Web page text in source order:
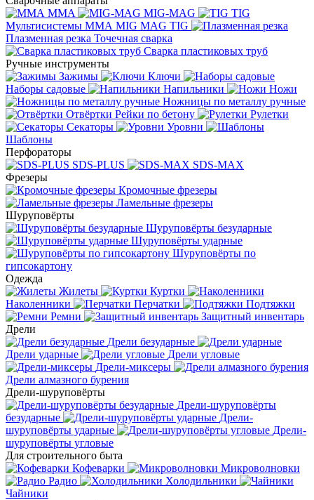
MMA
MIG-MAG
TIG
Мультисистемы ММА MIG MAG TIG
Плазменная резка Точечная сварка
Cварка пластиковых труб
Ручные инструменты
Зажимы
Ключи
Наборы садовые
Напильники
Ножи
Ножницы по металлу ручные
Отвёртки Рейки по бетону
Рулетки
Секаторы
Уровни
Шаблоны
Перфораторы
SDS-PLUS
SDS-MAX
Фрезеры
Кромочные фрезеры
Ламельные фрезеры
Шуруповёрты
Шуруповёрты безударные
Шуруповёрты ударные
Шуруповёрты по
гипсокартону
Одежда
Жилеты
Куртки
Наколенники
Перчатки
Подтяжки
Ремни
Защитный инвентарь
Дрели
Дрели безударные
Дрели ударные
Дрели угловые
Дрели-миксеры
Дрели алмазного бурения
Дрели-шуруповёрты
Дрели-шуруповёрты
безударные
Дрели-
шуруповёрты ударные
Дрели-
шуруповёрты угловые
Для строительного быта
Кофеварки
Микроволновки
Радио
Холодильники
Чайники